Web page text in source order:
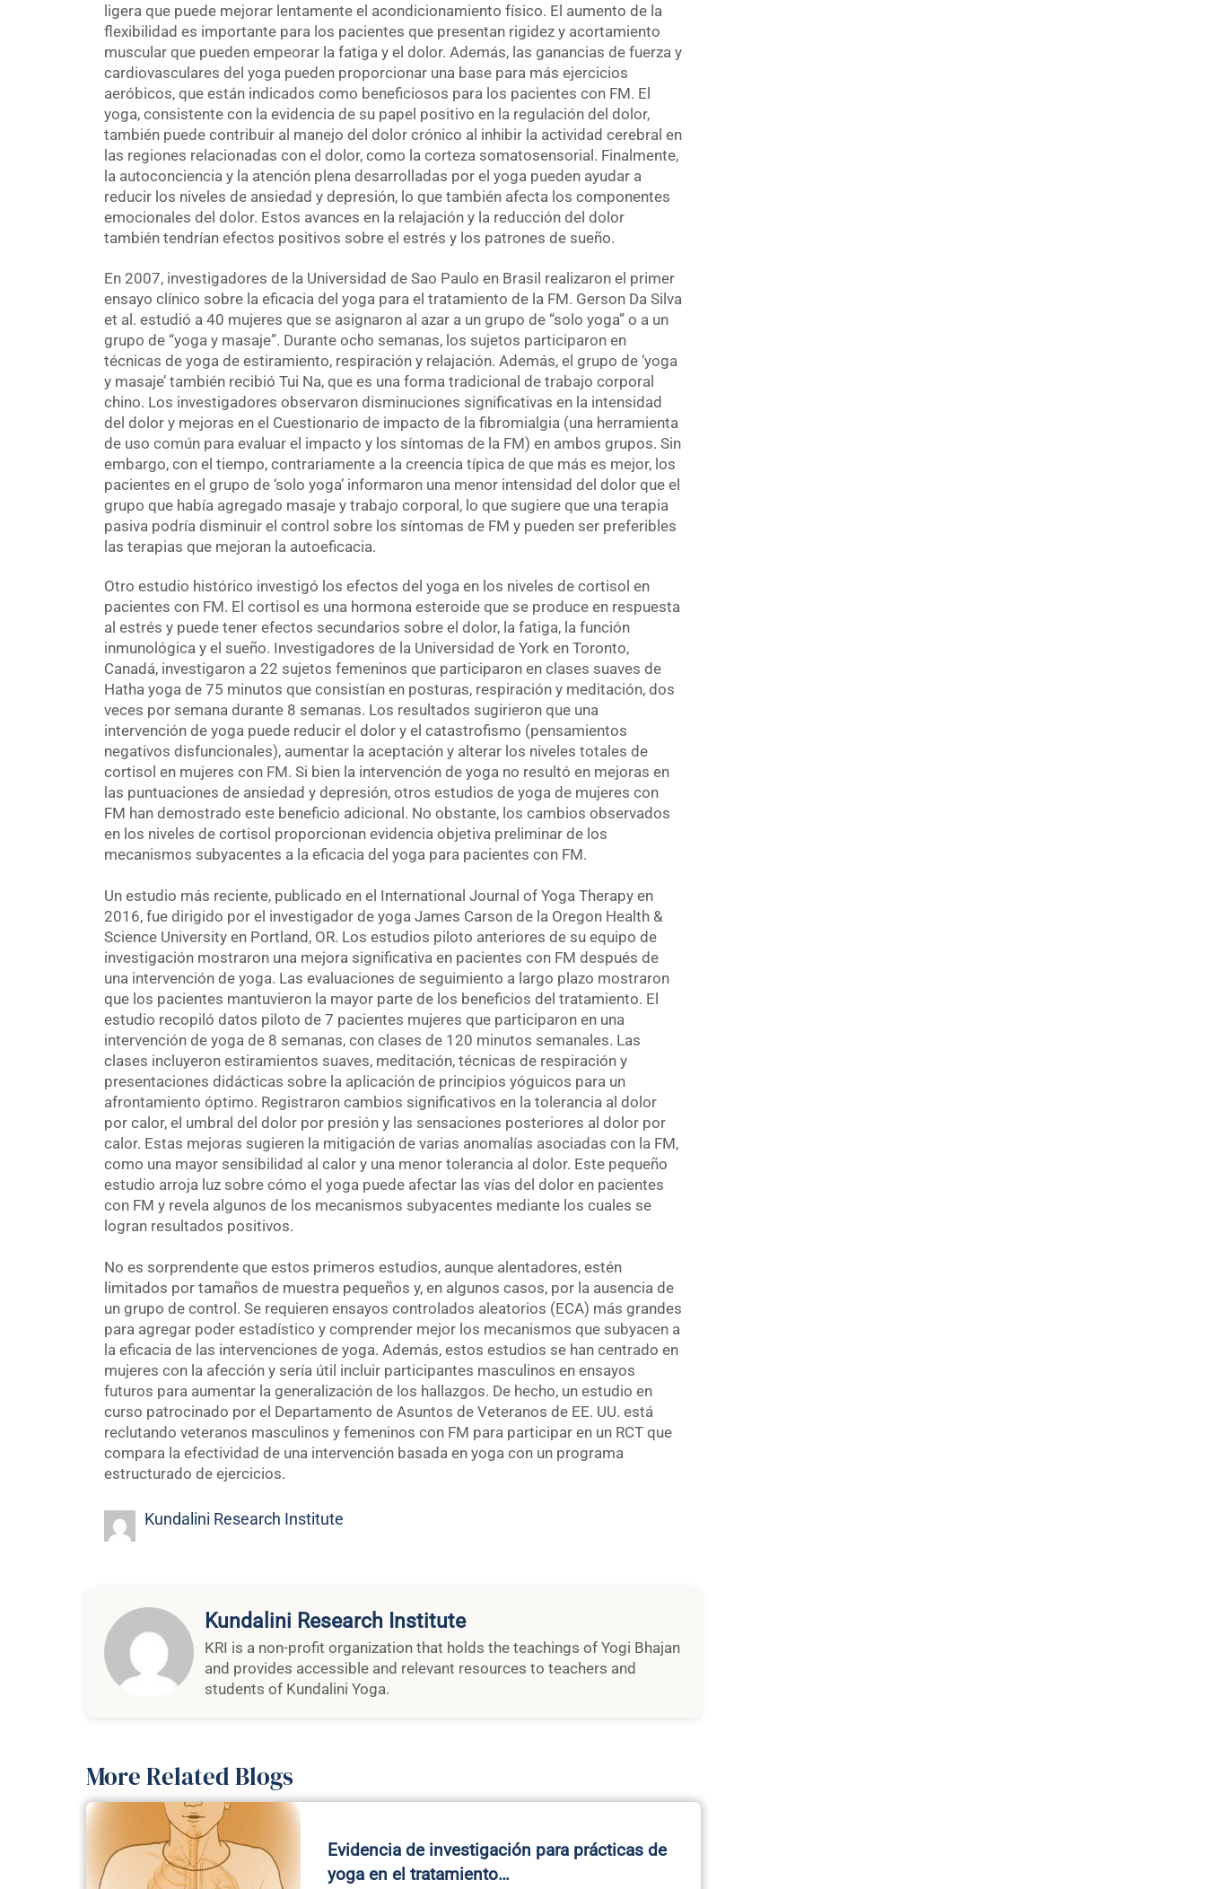
ligera que puede mejorar lentamente el acondicionamiento físico. El aumento de la
flexibilidad es importante para los pacientes que presentan rigidez y acortamiento
muscular que pueden empeorar la fatiga y el dolor. Además, las ganancias de fuerza y
cardiovasculares del yoga pueden proporcionar una base para más ejercicios
aeróbicos, que están indicados como beneficiosos para los pacientes con FM. El
yoga, consistente con la evidencia de su papel positivo en la regulación del dolor,
también puede contribuir al manejo del dolor crónico al inhibir la actividad cerebral en
las regiones relacionadas con el dolor, como la corteza somatosensorial. Finalmente,
la autoconciencia y la atención plena desarrolladas por el yoga pueden ayudar a
reducir los niveles de ansiedad y depresión, lo que también afecta los componentes
emocionales del dolor. Estos avances en la relajación y la reducción del dolor
también tendrían efectos positivos sobre el estrés y los patrones de sueño.
En 2007, investigadores de la Universidad de Sao Paulo en Brasil realizaron el primer
ensayo clínico sobre la eficacia del yoga para el tratamiento de la FM. Gerson Da Silva
et al. estudió a 40 mujeres que se asignaron al azar a un grupo de “solo yoga” o a un
grupo de “yoga y masaje”. Durante ocho semanas, los sujetos participaron en
técnicas de yoga de estiramiento, respiración y relajación. Además, el grupo de ‘yoga
y masaje’ también recibió Tui Na, que es una forma tradicional de trabajo corporal
chino. Los investigadores observaron disminuciones significativas en la intensidad
del dolor y mejoras en el Cuestionario de impacto de la fibromialgia (una herramienta
de uso común para evaluar el impacto y los síntomas de la FM) en ambos grupos. Sin
embargo, con el tiempo, contrariamente a la creencia típica de que más es mejor, los
pacientes en el grupo de ‘solo yoga’ informaron una menor intensidad del dolor que el
grupo que había agregado masaje y trabajo corporal, lo que sugiere que una terapia
pasiva podría disminuir el control sobre los síntomas de FM y pueden ser preferibles
las terapias que mejoran la autoeficacia.
Otro estudio histórico investigó los efectos del yoga en los niveles de cortisol en
pacientes con FM. El cortisol es una hormona esteroide que se produce en respuesta
al estrés y puede tener efectos secundarios sobre el dolor, la fatiga, la función
inmunológica y el sueño. Investigadores de la Universidad de York en Toronto,
Canadá, investigaron a 22 sujetos femeninos que participaron en clases suaves de
Hatha yoga de 75 minutos que consistían en posturas, respiración y meditación, dos
veces por semana durante 8 semanas. Los resultados sugirieron que una
intervención de yoga puede reducir el dolor y el catastrofismo (pensamientos
negativos disfuncionales), aumentar la aceptación y alterar los niveles totales de
cortisol en mujeres con FM. Si bien la intervención de yoga no resultó en mejoras en
las puntuaciones de ansiedad y depresión, otros estudios de yoga de mujeres con
FM han demostrado este beneficio adicional. No obstante, los cambios observados
en los niveles de cortisol proporcionan evidencia objetiva preliminar de los
mecanismos subyacentes a la eficacia del yoga para pacientes con FM.
Un estudio más reciente, publicado en el International Journal of Yoga Therapy en
2016, fue dirigido por el investigador de yoga James Carson de la Oregon Health &
Science University en Portland, OR. Los estudios piloto anteriores de su equipo de
investigación mostraron una mejora significativa en pacientes con FM después de
una intervención de yoga. Las evaluaciones de seguimiento a largo plazo mostraron
que los pacientes mantuvieron la mayor parte de los beneficios del tratamiento. El
estudio recopiló datos piloto de 7 pacientes mujeres que participaron en una
intervención de yoga de 8 semanas, con clases de 120 minutos semanales. Las
clases incluyeron estiramientos suaves, meditación, técnicas de respiración y
presentaciones didácticas sobre la aplicación de principios yóguicos para un
afrontamiento óptimo. Registraron cambios significativos en la tolerancia al dolor
por calor, el umbral del dolor por presión y las sensaciones posteriores al dolor por
calor. Estas mejoras sugieren la mitigación de varias anomalías asociadas con la FM,
como una mayor sensibilidad al calor y una menor tolerancia al dolor. Este pequeño
estudio arroja luz sobre cómo el yoga puede afectar las vías del dolor en pacientes
con FM y revela algunos de los mecanismos subyacentes mediante los cuales se
logran resultados positivos.
No es sorprendente que estos primeros estudios, aunque alentadores, estén
limitados por tamaños de muestra pequeños y, en algunos casos, por la ausencia de
un grupo de control. Se requieren ensayos controlados aleatorios (ECA) más grandes
para agregar poder estadístico y comprender mejor los mecanismos que subyacen a
la eficacia de las intervenciones de yoga. Además, estos estudios se han centrado en
mujeres con la afección y sería útil incluir participantes masculinos en ensayos
futuros para aumentar la generalización de los hallazgos. De hecho, un estudio en
curso patrocinado por el Departamento de Asuntos de Veteranos de EE. UU. está
reclutando veteranos masculinos y femeninos con FM para participar en un RCT que
compara la efectividad de una intervención basada en yoga con un programa
estructurado de ejercicios.
Kundalini Research Institute
Kundalini Research Institute
KRI is a non-profit organization that holds the teachings of Yogi Bhajan
and provides accessible and relevant resources to teachers and
students of Kundalini Yoga.
More Related Blogs
Evidencia de investigación para prácticas de
yoga en el tratamiento…